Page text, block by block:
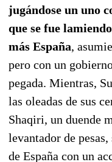
jugándose un uno
que se fue
más España,
pero con un
pegada. Mientras,
las oleadas de sus
Shaqiri, un duende
levantador de
de España con un